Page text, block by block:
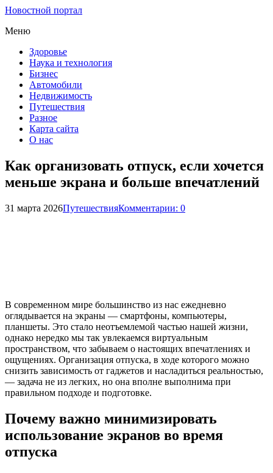
Новостной портал
Меню
Здоровье
Наука и технология
Бизнес
Автомобили
Недвижимость
Путешествия
Разное
Карта сайта
О нас
Как организовать отпуск, если хочется
меньше экрана и больше впечатлений
31 марта 2026ПутешествияКомментарии: 0
В современном мире большинство из нас ежедневно
оглядывается на экраны — смартфоны, компьютеры,
планшеты. Это стало неотъемлемой частью нашей жизни,
однако нередко мы так увлекаемся виртуальным
пространством, что забываем о настоящих впечатлениях и
ощущениях. Организация отпуска, в ходе которого можно
снизить зависимость от гаджетов и насладиться реальностью,
— задача не из легких, но она вполне выполнима при
правильном подходе и подготовке.
Почему важно минимизировать
использование экранов во время
отпуска